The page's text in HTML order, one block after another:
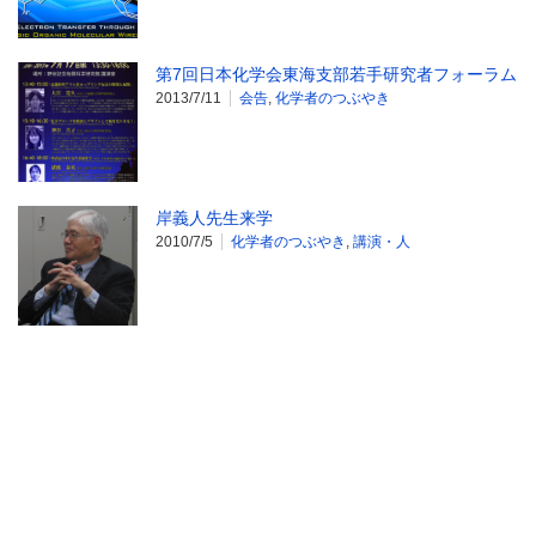
第7回日本化学会東海支部若手研究者フォーラム
2013/7/11 会告 化学者のつぶやき
岸義人先生来学
2010/7/5 化学者のつぶやき 講演・人